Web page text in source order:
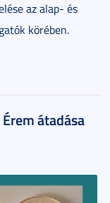
az alap- és
körében.
átadása